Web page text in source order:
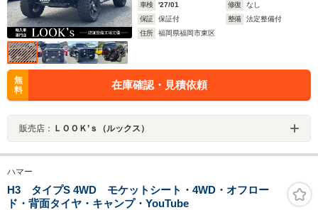
車検
'27/01 修復
なし
保証
保証付 整備
法定整備付
住所
福岡県福岡市東区
無
料
在庫確認・見積依頼
販売店： ＬＯＯＫ’ｓ（ルックス）
ハマー
H3 タイプS 4WD モケットシート・4WD・オフロー
ド・背面タイヤ・キャンプ・YouTube